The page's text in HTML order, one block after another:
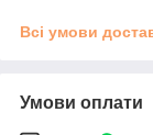
Всі умови
Умови оплати